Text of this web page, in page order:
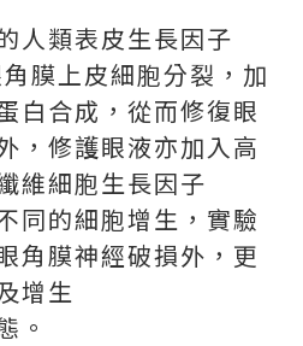
人類表皮生長因子
膜上皮細胞分裂，加
白合成，從而修復眼
，修護眼液亦加入高
維細胞生長因子
同的細胞增生，實驗
角膜神經破損外，更
增生
。